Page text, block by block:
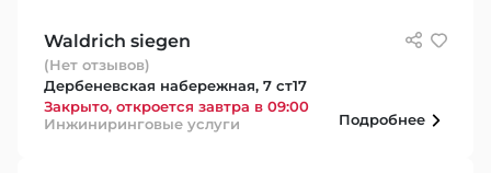
Waldrich siegen
(Нет отзывов)
Дербеневская набережная, 7 ст17
Закрыто, откроется завтра в 09:00
Инжиниринговые услуги
Подробнее